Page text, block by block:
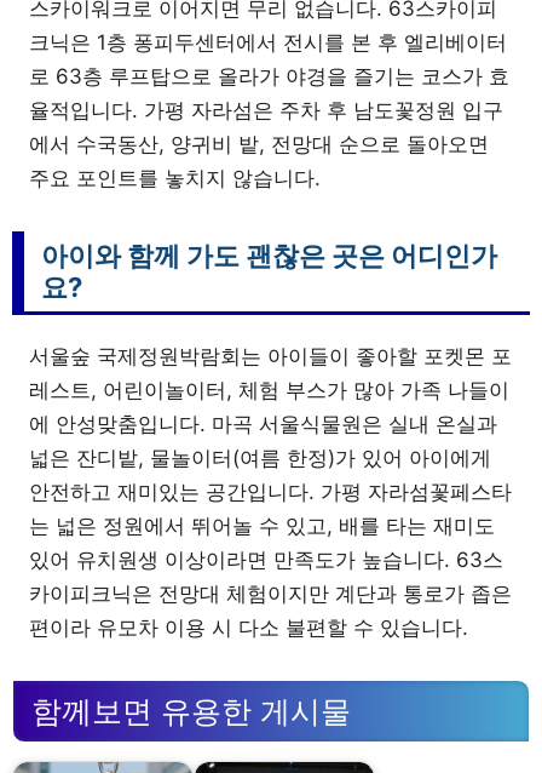
스카이워크로 이어지면 무리 없습니다. 63스카이피
크닉은 1층 퐁피두센터에서 전시를 본 후 엘리베이터
로 63층 루프탑으로 올라가 야경을 즐기는 코스가 효
율적입니다. 가평 자라섬은 주차 후 남도꽃정원 입구
에서 수국동산, 양귀비 밭, 전망대 순으로 돌아오면
주요 포인트를 놓치지 않습니다.
아이와 함께 가도 괜찮은 곳은 어디인가
요?
서울숲 국제정원박람회는 아이들이 좋아할 포켓몬 포
레스트, 어린이놀이터, 체험 부스가 많아 가족 나들이
에 안성맞춤입니다. 마곡 서울식물원은 실내 온실과
넓은 잔디밭, 물놀이터(여름 한정)가 있어 아이에게
안전하고 재미있는 공간입니다. 가평 자라섬꽃페스타
는 넓은 정원에서 뛰어놀 수 있고, 배를 타는 재미도
있어 유치원생 이상이라면 만족도가 높습니다. 63스
카이피크닉은 전망대 체험이지만 계단과 통로가 좁은
편이라 유모차 이용 시 다소 불편할 수 있습니다.
함께보면 유용한 게시물